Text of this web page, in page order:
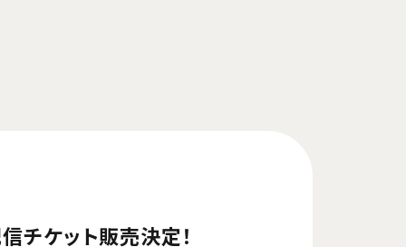
チケット販売決定！